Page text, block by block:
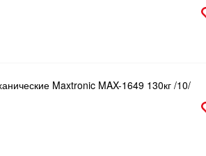
Maxtronic MAX-1649 130кг /10/